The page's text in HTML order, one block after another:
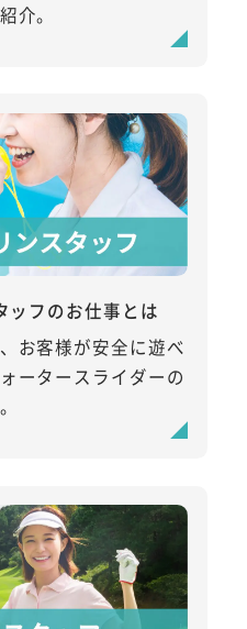
介。
ッフのお仕事とは
お客様が安全に遊べ
ータースライダーの